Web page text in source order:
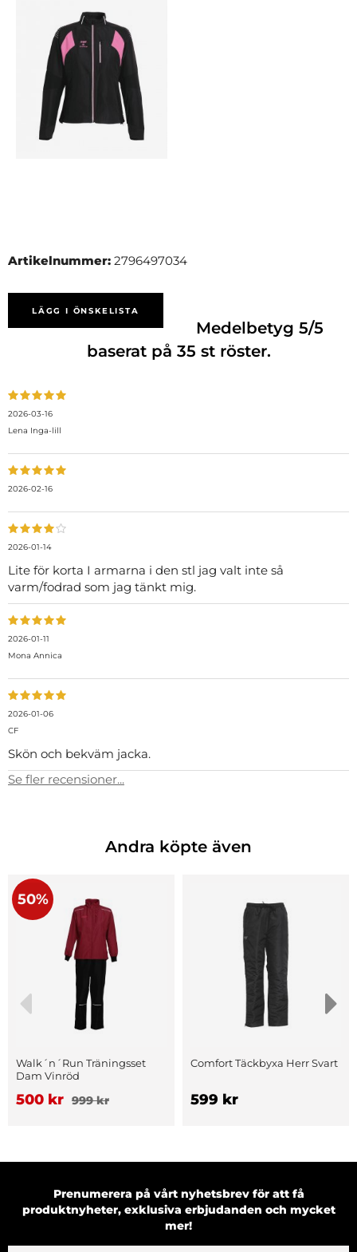
Artikelnummer: 2796497034
LÄGG I ÖNSKELISTA
Medelbetyg5/5
baserat på 35 st röster.
2026-03-16
Lena Inga-lill
2026-02-16
2026-01-14
Lite för korta I armarna i den stl jag valt inte så
varm/fodrad som jag tänkt mig.
2026-01-11
Mona Annica
2026-01-06
CF
Skön och bekväm jacka.
Se fler recensioner...
Andra köpte även
50%
Walk´n´Run Träningsset
Dam Vinröd
500 kr 999 kr
Comfort Täckbyxa Herr Svart
599 kr
Prenumerera på vårt nyhetsbrev för att få
produktnyheter, exklusiva erbjudanden och mycket
mer!